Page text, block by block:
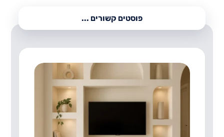
פוסטים קשורים ...